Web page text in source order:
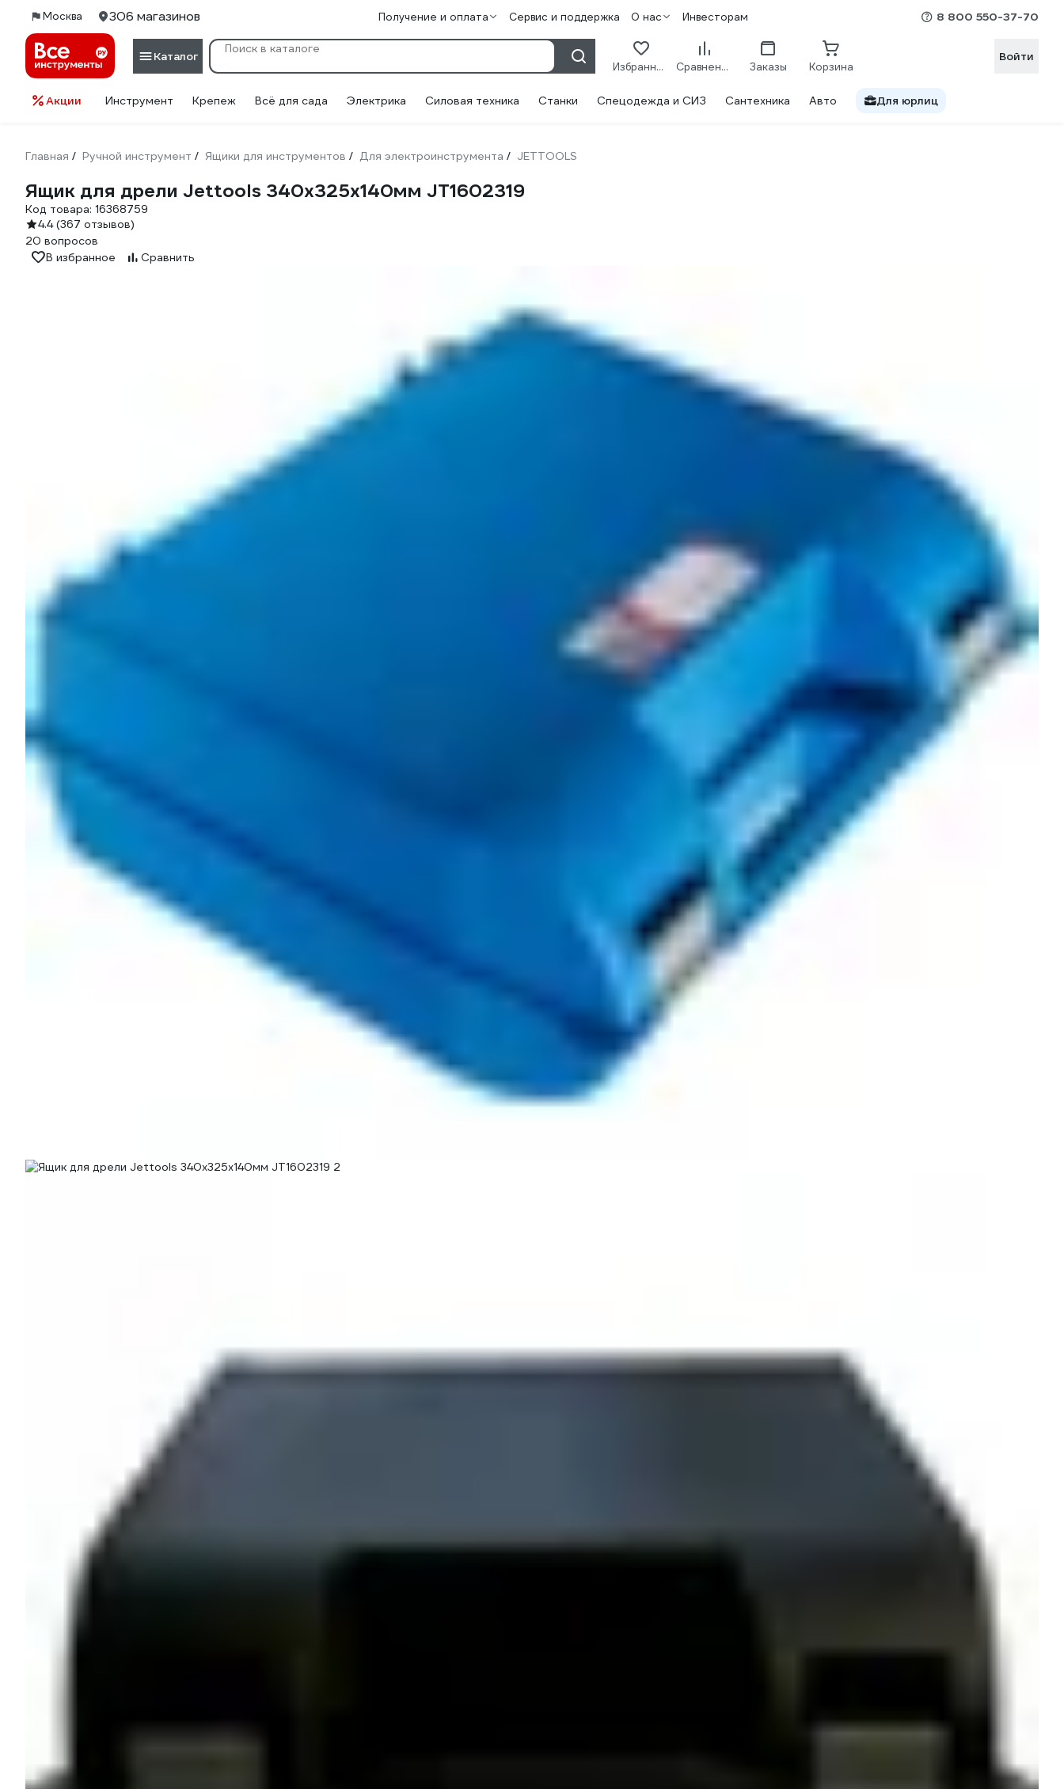
Москва 306 магазинов Получение и оплата Сервис и поддержка О нас Инвесторам 8 800 550-37-70
Каталог
Избранное Сравнение Заказы Корзина
Войти
Акции Инструмент Крепеж Всё для сада Электрика Силовая техника Станки Спецодежда и СИЗ Сантехника Авто Для юрлиц
Главная / Ручной инструмент / Ящики для инструментов / Для электроинструмента / JETTOOLS
Ящик для дрели Jettools 340х325х140мм JT1602319
Код товара: 16368759
4.4(367 отзывов)
20 вопросов
В избранное
Сравнить